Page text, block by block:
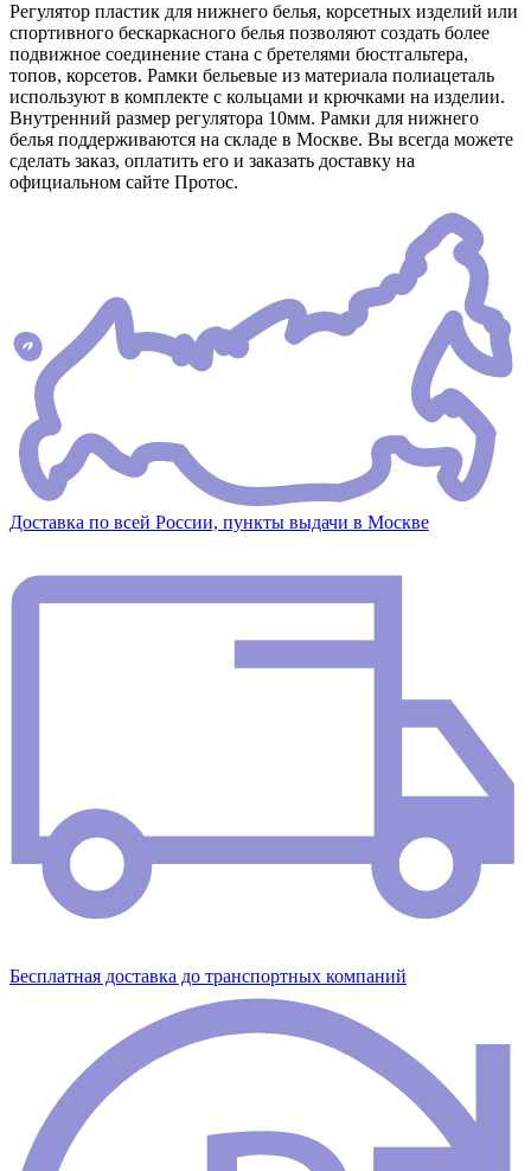
Регулятор пластик для нижнего белья, корсетных изделий или
спортивного бескаркасного белья позволяют создать более
подвижное соединение стана с бретелями бюстгальтера,
топов, корсетов. Рамки бельевые из материала полиацеталь
используют в комплекте с кольцами и крючками на изделии.
Внутренний размер регулятора 10мм. Рамки для нижнего
белья поддерживаются на складе в Москве. Вы всегда можете
сделать заказ, оплатить его и заказать доставку на
официальном сайте Протос.
Доставка по всей России, пункты выдачи в Москве
Бесплатная доставка до транспортных компаний